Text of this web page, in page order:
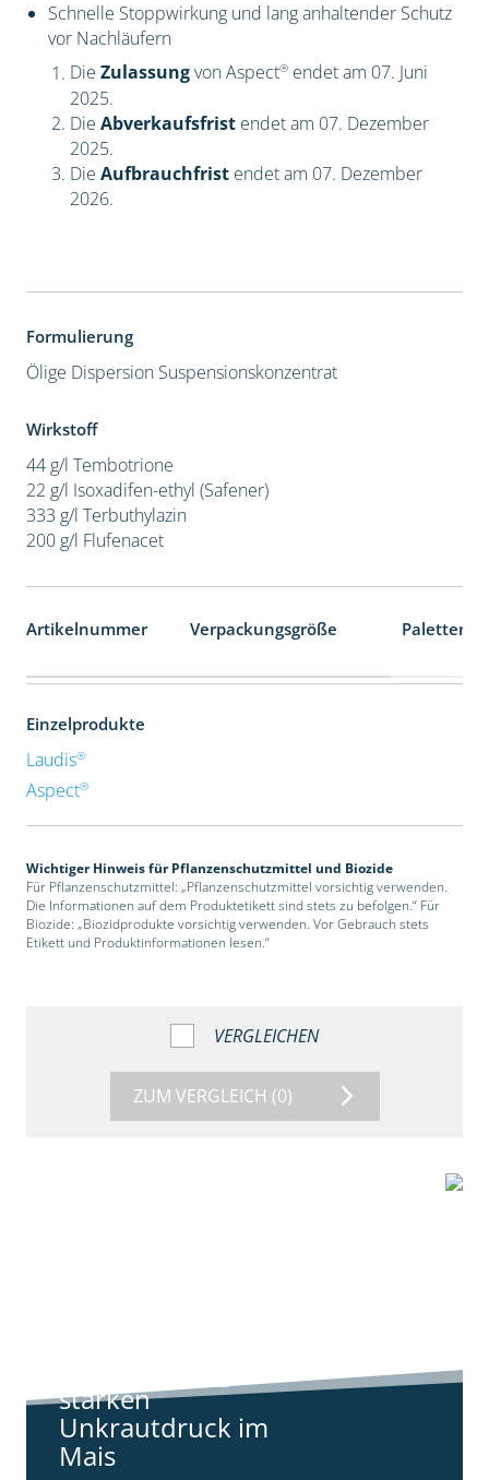
Schnelle Stoppwirkung und lang anhaltender Schutz
vor Nachläufern
Die Zulassungvon Aspect®endet am 07. Juni
2025.
Die Abverkaufsfrist endet am 07. Dezember
2025.
Die Aufbrauchfrist endet am 07. Dezember
2026.
Formulierung
Ölige Dispersion Suspensionskonzentrat
Wirkstoff
44 g/l Tembotrione
22 g/l Isoxadifen-ethyl (Safener)
333 g/l Terbuthylazin
200 g/l Flufenacet
Artikelnummer Verpackungsgröße
Einzelprodukte
Laudis®
Aspect®
Wichtiger Hinweis für Pflanzenschutzmittel und Biozide
Für Pflanzenschutzmittel: „Pflanzenschutzmittel vorsichtig verwenden.
Die Informationen auf dem Produktetikett sind stets zu befolgen.“ Für
Biozide: „Biozidprodukte vorsichtig verwenden. Vor Gebrauch stets
Etikett und Produktinformationen lesen.“
VERGLEICHEN
ZUM VERGLEICH (0)
starken
Unkrautdruck im
Mais